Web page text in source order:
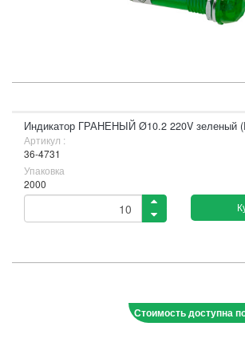
Индикатор ГРАНЕНЫЙ Ø10.2 220V зеленый
Артикул :
36-4731
Упаковка
2000
Стоимость доступна